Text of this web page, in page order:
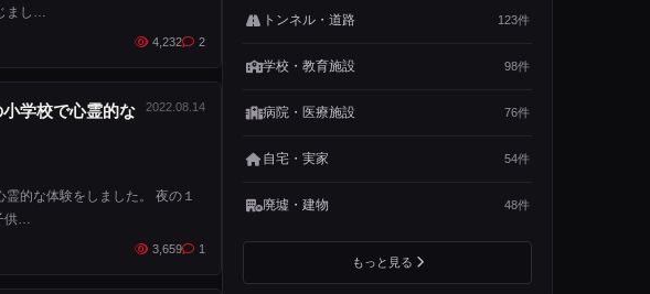
まし…
4,232 2
学校で心霊的な
2022.08.14
的な体験をしました。 夜の１
供…
3,659 1
トンネル・道路 123件
学校・教育施設 98件
病院・医療施設 76件
自宅・実家 54件
廃墟・建物 48件
もっと見る